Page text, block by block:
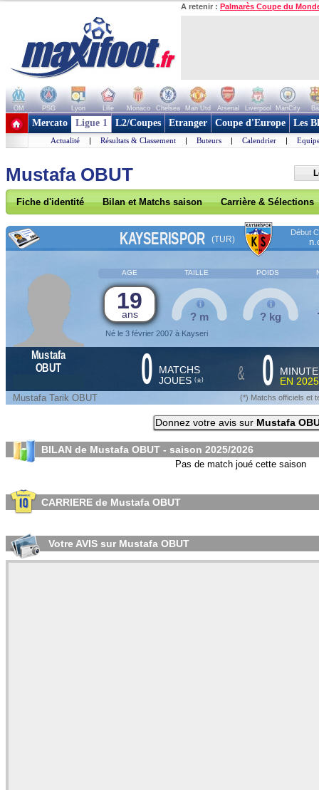
A retenir : Palmarès Coupe du
OM PSG Lyon Lille Monaco Chelsea Man Utd Arsenal Liverpool ManCity
+ de clubs
Mercato Ligue 1 L2/Coupes Etranger Coupe d'Europe Les
Actualité | Résultats & Classement | Buteurs | Calendrier |
Mustafa OBUT
Fiche d'identité Bilan et Matchs saison Carrière & Sélections
KAYSERISPOR (TUR)
Début
AGE TAILLE POIDS
19
ans
Né le 3 février 2007 à Kayseri
? m ? kg
Mustafa
OBUT
0 MATCHS
JOUES (*) & 0
EN
Mustafa Tarik OBUT (*) Matchs officiels et
Donnez votre avis sur Mustafa
BILAN de Mustafa OBUT - saison 2025/2026
Pas de match joué cette saison
CARRIERE de Mustafa OBUT
Votre AVIS sur Mustafa OBUT